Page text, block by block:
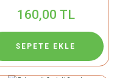
160,00 TL
SEPETE EKLE